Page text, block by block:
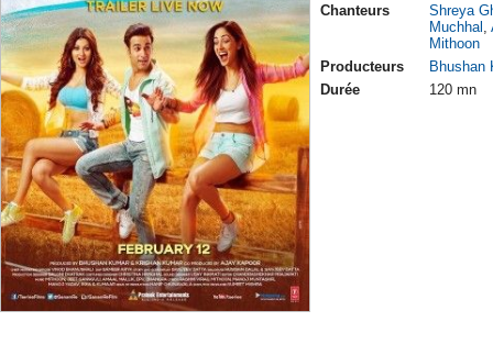
Chanteurs
Shreya
Muchhal
Mithoon
Producteurs
Bhushan
Durée
120 mn